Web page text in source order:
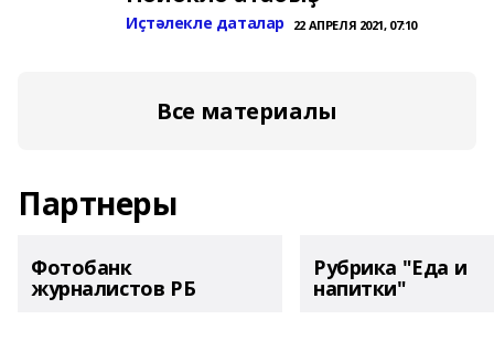
Иҫтәлекле даталар 22 АПРЕЛЯ 2021, 07:10
Все материалы
Партнеры
Фотобанк
журналистов РБ
Рубрика "Еда и
напитки"